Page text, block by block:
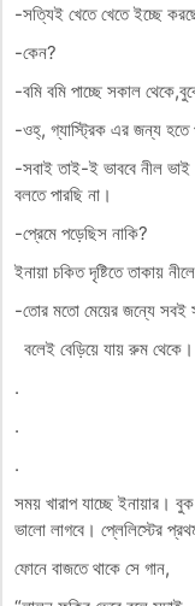
-সত্যিই খেতে খেতে ইচ্ছে
-কেন?
-বমি বমি পাচ্ছে সকাল
-ওহ্, গ্যাস্ট্রিক এর জন্য হতে
-সবাই তাই-ই ভাববে নীল
বলতে পারছি না।
-প্রেমে পড়েছিস নাকি?
ইনায়া চকিত দৃষ্টিতে তাকায়
-তোর মতো মেয়ের জন্যে সবই
বলেই বেড়িয়ে যায় রুম থেকে।
.
.
.
সময় খারাপ যাচ্ছে ইনায়ার।
ভালো লাগবে। প্লেলিস্টের
ফোনে বাজতে থাকে সে গান,